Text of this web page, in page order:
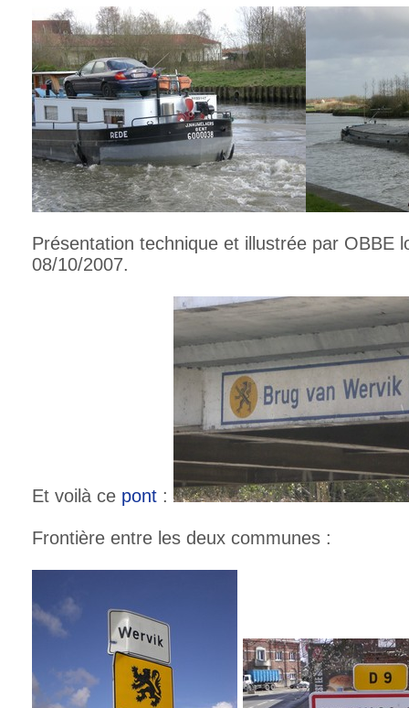
Présentation technique et illustrée par OBBE
08/10/2007.
Et voilà ce pont :
Frontière entre les deux communes :